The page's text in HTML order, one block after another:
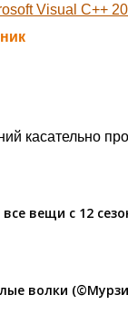
Visual C++
касательно
вещи с 12
волки